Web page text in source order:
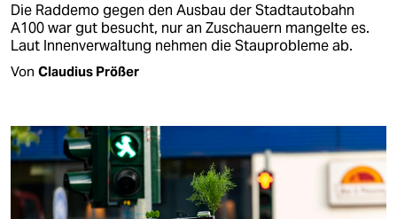
Die Raddemo gegen den Ausbau der Stadtautobahn
A100 war gut besucht, nur an Zuschauern mangelte es.
Laut Innenverwaltung nehmen die Stauprobleme ab.
Von Claudius Prößer